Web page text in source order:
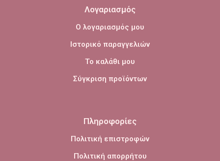
Λογαριασμός
Ο λογαριασμός μου
Ιστορικό παραγγελιών
Το καλάθι μου
Σύγκριση προϊόντων
Πληροφορίες
Πολιτική επιστροφών
Πολιτική απορρήτου